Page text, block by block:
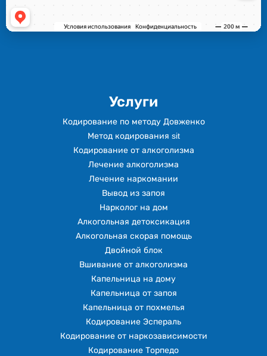
Услуги
Кодирование по методу Довженко
Метод кодирования sit
Кодирование от алкоголизма
Лечение алкоголизма
Лечение наркомании
Вывод из запоя
Нарколог на дом
Алкогольная детоксикация
Алкогольная скорая помощь
Двойной блок
Вшивание от алкоголизма
Капельница на дому
Капельница от запоя
Капельница от похмелья
Кодирование Эспераль
Кодирование от наркозависимости
Кодирование Торпедо